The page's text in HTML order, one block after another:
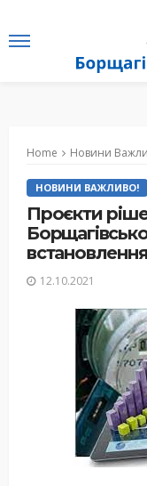
Home Новини
НОВИНИ ВАЖЛИВО!
Проєкти
12.10.2021